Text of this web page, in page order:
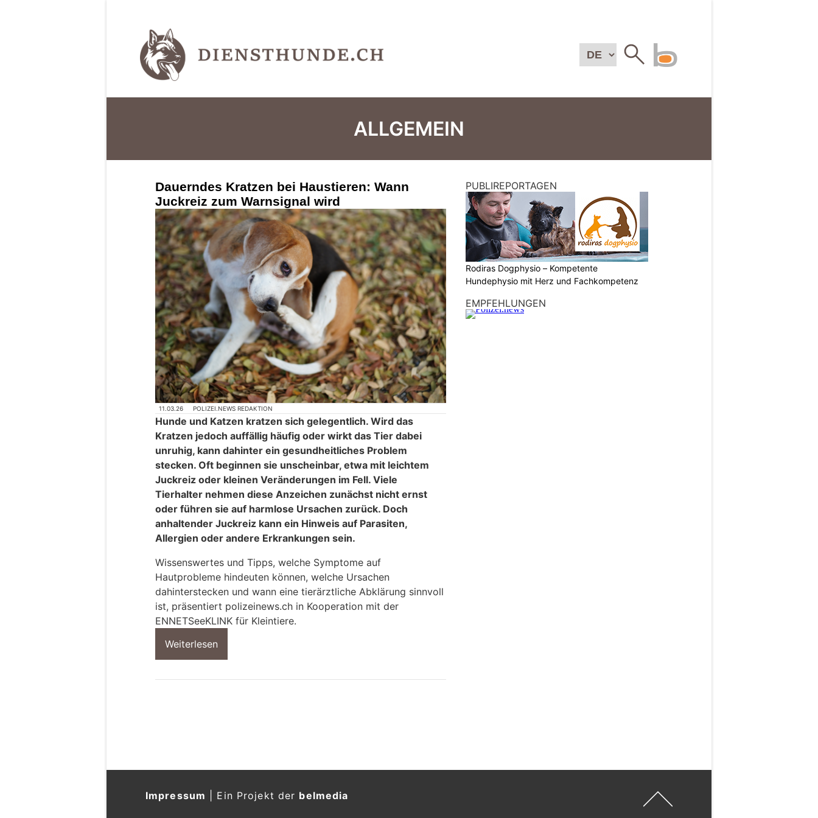
ALLGEMEIN
Dauerndes Kratzen bei Haustieren: Wann
Juckreiz zum Warnsignal wird
11.03.26 POLIZEI.NEWS REDAKTION
Hunde und Katzen kratzen sich gelegentlich. Wird das
Kratzen jedoch auffällig häufig oder wirkt das Tier dabei
unruhig, kann dahinter ein gesundheitliches Problem
stecken. Oft beginnen sie unscheinbar, etwa mit leichtem
Juckreiz oder kleinen Veränderungen im Fell. Viele
Tierhalter nehmen diese Anzeichen zunächst nicht ernst
oder führen sie auf harmlose Ursachen zurück. Doch
anhaltender Juckreiz kann ein Hinweis auf Parasiten,
Allergien oder andere Erkrankungen sein.
Wissenswertes und Tipps, welche Symptome auf
Hautprobleme hindeuten können, welche Ursachen
dahinterstecken und wann eine tierärztliche Abklärung sinnvoll
ist, präsentiert polizeinews.ch in Kooperation mit der
ENNETSeeKLINK für Kleintiere.
Weiterlesen
PUBLIREPORTAGEN
Rodiras Dogphysio – Kompetente
Hundephysio mit Herz und Fachkompetenz
EMPFEHLUNGEN
Impressum Ein Projekt der belmedia